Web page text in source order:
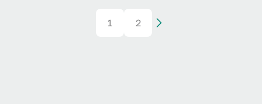
1 2